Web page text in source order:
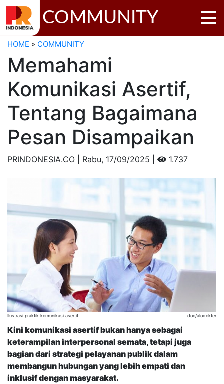
COMMUNITY
HOME » COMMUNITY
Memahami
Komunikasi Asertif,
Tentang Bagaimana
Pesan Disampaikan
PRINDONESIA.CO | Rabu, 17/09/2025 | 1.737
Ilustrasi praktik komunikasi asertif doc/alodokter
Kini komunikasi asertif bukan hanya sebagai
keterampilan interpersonal semata, tetapi juga
bagian dari strategi pelayanan publik dalam
membangun hubungan yang lebih empati dan
inklusif dengan masyarakat.